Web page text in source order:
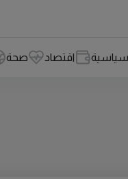
سياسية اقتصاد صحة